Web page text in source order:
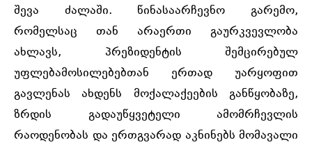
შევა ძალაში. წინასაარჩევნო გარემო,
რომელსაც თან არაერთი გაურკვევლობა
ახლავს, პრეზიდენტის შემცირებულ
უფლებამოსილებებთან ერთად უარყოფით
გავლენას ახდენს მოქალაქეების განწყობაზე,
ზრდის გადაუწყვეტელი ამომრჩევლის
რაოდენობას და ერთგვარად აკნინებს მომავალი